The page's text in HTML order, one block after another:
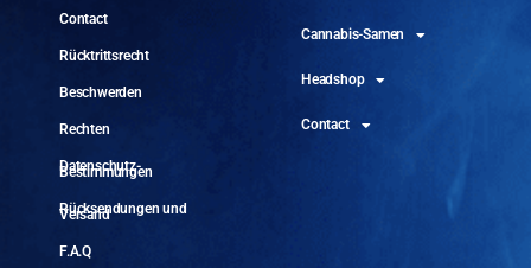
Contact
Rücktrittsrecht
Beschwerden
Rechten
Datenschutz-
Bestimmungen
Rücksendungen und
Versand
F.A.Q
Cannabis-Samen
Headshop
Contact